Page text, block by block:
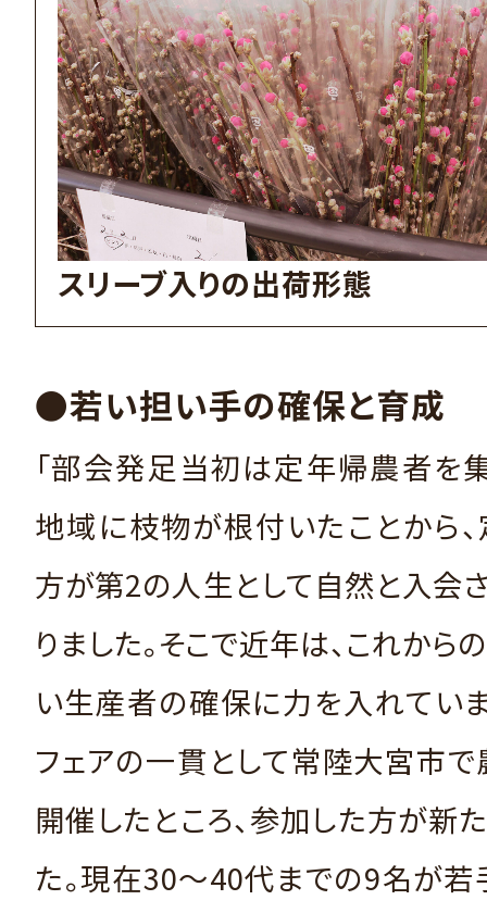
スリーブ入りの出荷形態
●若い担い手の確保と育成
「部会発足当初は定年帰農者を
地域に枝物が根付いたことから
方が第2の人生として自然と入会
りました。そこで近年は、これから
い生産者の確保に力を入れてい
フェアの一貫として常陸大宮市
開催したところ、参加した方が新
た。現在30～40代までの9名が